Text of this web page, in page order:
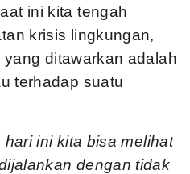
ini kita tengah
krisis lingkungan,
ditawarkan adalah
terhadap suatu
hari ini kita bisa melihat
dengan tidak